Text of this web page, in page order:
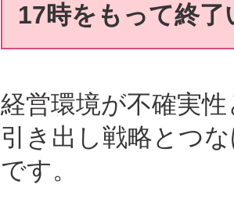
17時をもって終
経営環境が不確実
引き出し戦略とつ
です。